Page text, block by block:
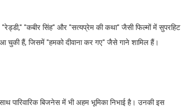
"कबीर सिंह" और "सत्यप्रेम की कथा" जैसी फिल्मों में सुपरहिट
चुकी हैं, जिसमें "हमको दीवाना कर गए" जैसे गाने शामिल हैं।
पारिवारिक बिजनेस में भी अहम भूमिका निभाई है। उनकी इस